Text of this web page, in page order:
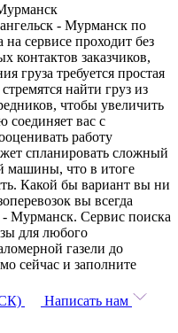
- Мурманск по
сервисе проходит без
контактов заказчиков,
груза требуется простая
найти груз из
чтобы увеличить
соединяет вас с
работу
спланировать сложный
машины, что в итоге
Какой бы вариант вы ни
вы всегда
Мурманск. Сервис поиска
для любого
газели до
сейчас и заполните
Написать нам